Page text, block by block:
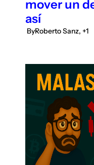
mover un
así
ByRoberto Sanz, +1